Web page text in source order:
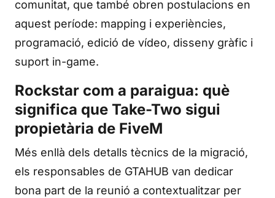
comunitat, que també obren postulacions en
aquest període: mapping i experiències,
programació, edició de vídeo, disseny gràfic i
suport in-game.
Rockstar com a paraigua: què
significa que Take-Two sigui
propietària de FiveM
Més enllà dels detalls tècnics de la migració,
els responsables de GTAHUB van dedicar
bona part de la reunió a contextualitzar per